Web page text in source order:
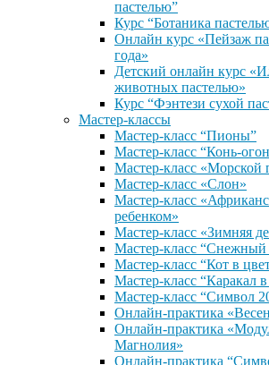
пастелью”
Курс “Ботаника
Онлайн курс «Пейзаж
года»
Детский онлайн курс
животных пастелью»
Курс “Фэнтези сухой
Мастер-классы
Мастер-класс “Пионы”
Мастер-класс “Конь-
Мастер-класс «Морской
Мастер-класс «Слон»
Мастер-класс
ребенком»
Мастер-класс «Зимняя
Мастер-класс “Снежный
Мастер-класс “Кот в
Мастер-класс “Каракал
Мастер-класс “Символ
Онлайн-практика
Онлайн-практика
Магнолия»
Онлайн-практика